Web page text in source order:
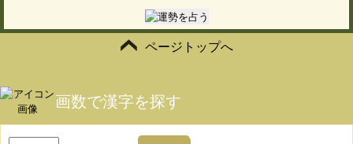
ページトップへ
画数で漢字を探す